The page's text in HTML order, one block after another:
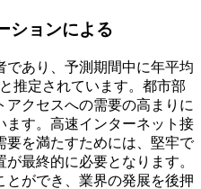
ションによる
あり、予測期間中に年平均
推定されています。都市部
クセスへの需要の高まりに
ます。高速インターネット接
要を満たすためには、堅牢で
最終的に必要となります。
ができ、業界の発展を後押